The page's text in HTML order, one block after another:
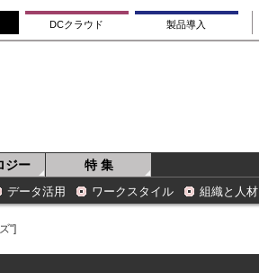
DCクラウド 製品導入
ジー 特 集
データ活用 ワークスタイル 組織と人材
"]